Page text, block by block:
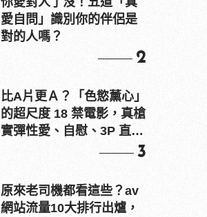
愛自問」識別你的伴侶是
對的人嗎？
2
比A片更Ａ？「色慾薰心」
的超尺度 18 禁電影，真槍
實彈性愛、自慰、3P 直接
3
原來老司機都看這些？av
網站流量10大排行出爐，